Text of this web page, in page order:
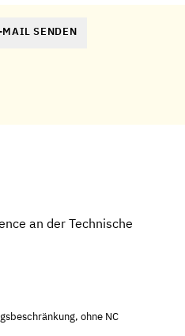
MAIL SENDEN
an der Technische
ohne NC